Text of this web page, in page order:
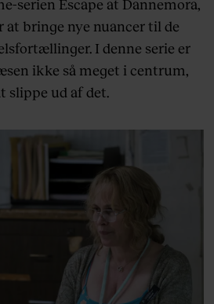
serien Escape at Dannemora,
bringe nye nuancer til de
I denne serie er
ikke så meget i centrum,
slippe ud af det.